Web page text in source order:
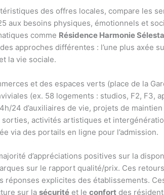
des offres locales, compare les
aux besoins physiques, émotionnels et
comme Résidence Harmonie
approches différentes : l’une plus axée
la vie sociale.
et des espaces verts (place de la
(ex. 58 logements : studios, F2, F3,
24 d’auxiliaires de vie, projets de maintien
sorties, activités artistiques et
via des portails en ligne pour l’admission.
d’appréciations positives sur la
sur le rapport qualité/prix. Ces
réponses explicites des établissements.
sur la sécurité et le confort des